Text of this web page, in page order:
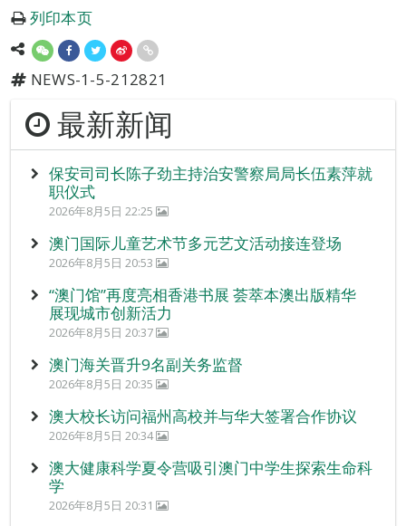
列印本页
NEWS-1-5-212821
最新新闻
保安司司长陈子劲主持治安警察局局长伍素萍就
职仪式
2026年8月5日 22:25
澳门国际儿童艺术节多元艺文活动接连登场
2026年8月5日 20:53
“澳门馆”再度亮相香港书展 荟萃本澳出版精华
展现城市创新活力
2026年8月5日 20:37
澳门海关晋升9名副关务监督
2026年8月5日 20:35
澳大校长访问福州高校并与华大签署合作协议
2026年8月5日 20:34
澳大健康科学夏令营吸引澳门中学生探索生命科
学
2026年8月5日 20:31